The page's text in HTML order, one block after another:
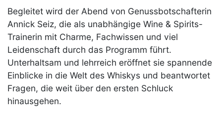
Begleitet wird der Abend von Genussbotschafterin
Annick Seiz, die als unabhängige Wine & Spirits-
Trainerin mit Charme, Fachwissen und viel
Leidenschaft durch das Programm führt.
Unterhaltsam und lehrreich eröffnet sie spannende
Einblicke in die Welt des Whiskys und beantwortet
Fragen, die weit über den ersten Schluck
hinausgehen.